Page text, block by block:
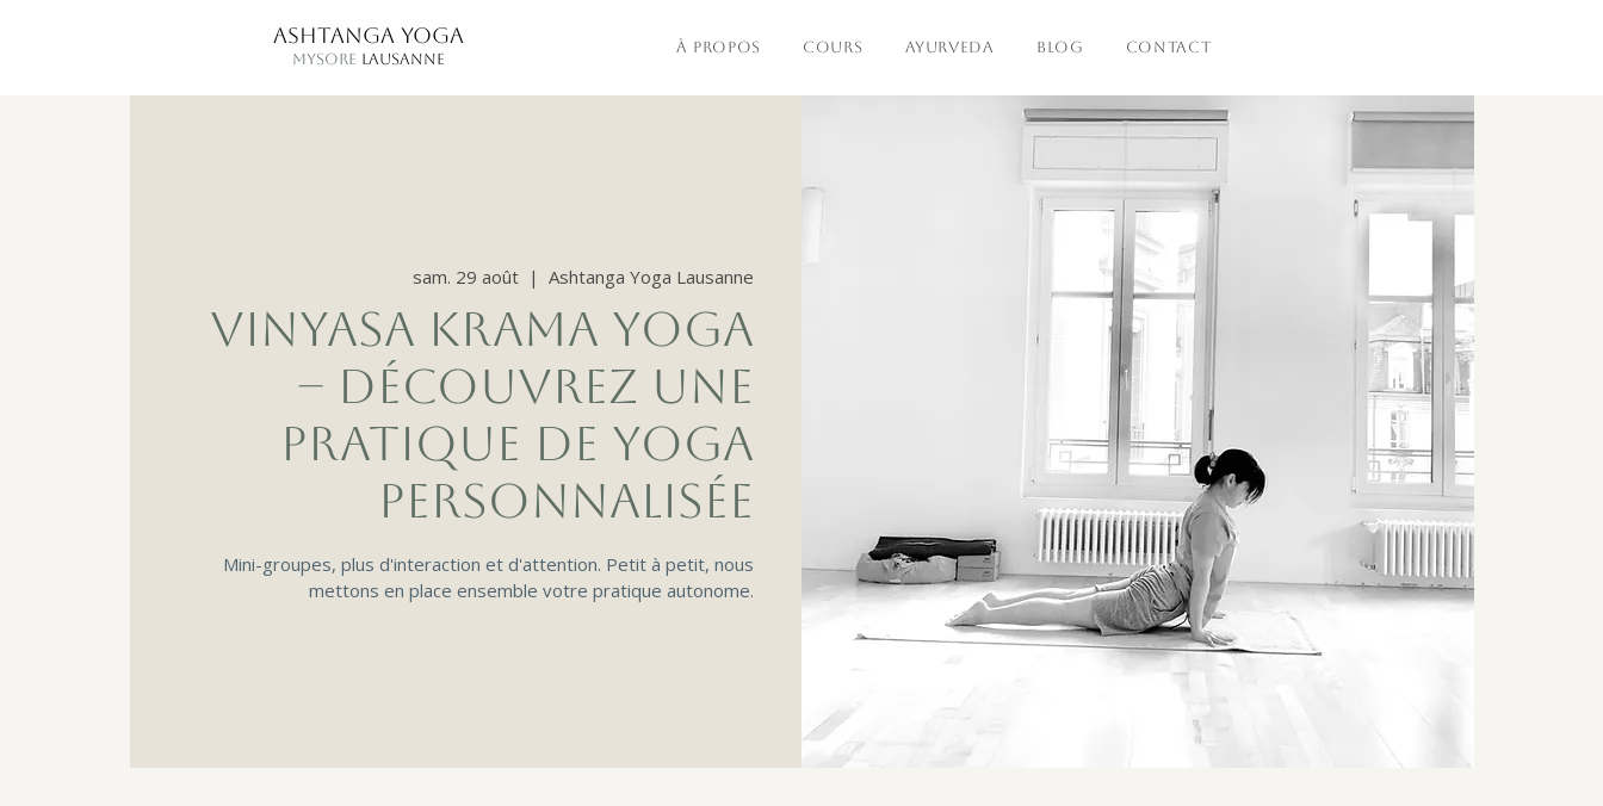
ASHTANGA YOGA
MYSORE LAUSANNE
À PROPOS COURS AYURVEDA BLOG CONTACT
sam. 29 août
  |
Ashtanga Yoga Lausanne
VINYASA KRAMA YOGA
– DÉCOUVREZ UNE
PRATIQUE DE YOGA
PERSONNALISÉE
Mini-groupes, plus d'interaction et d'attention. Petit à petit, nous
mettons en place ensemble votre pratique autonome.